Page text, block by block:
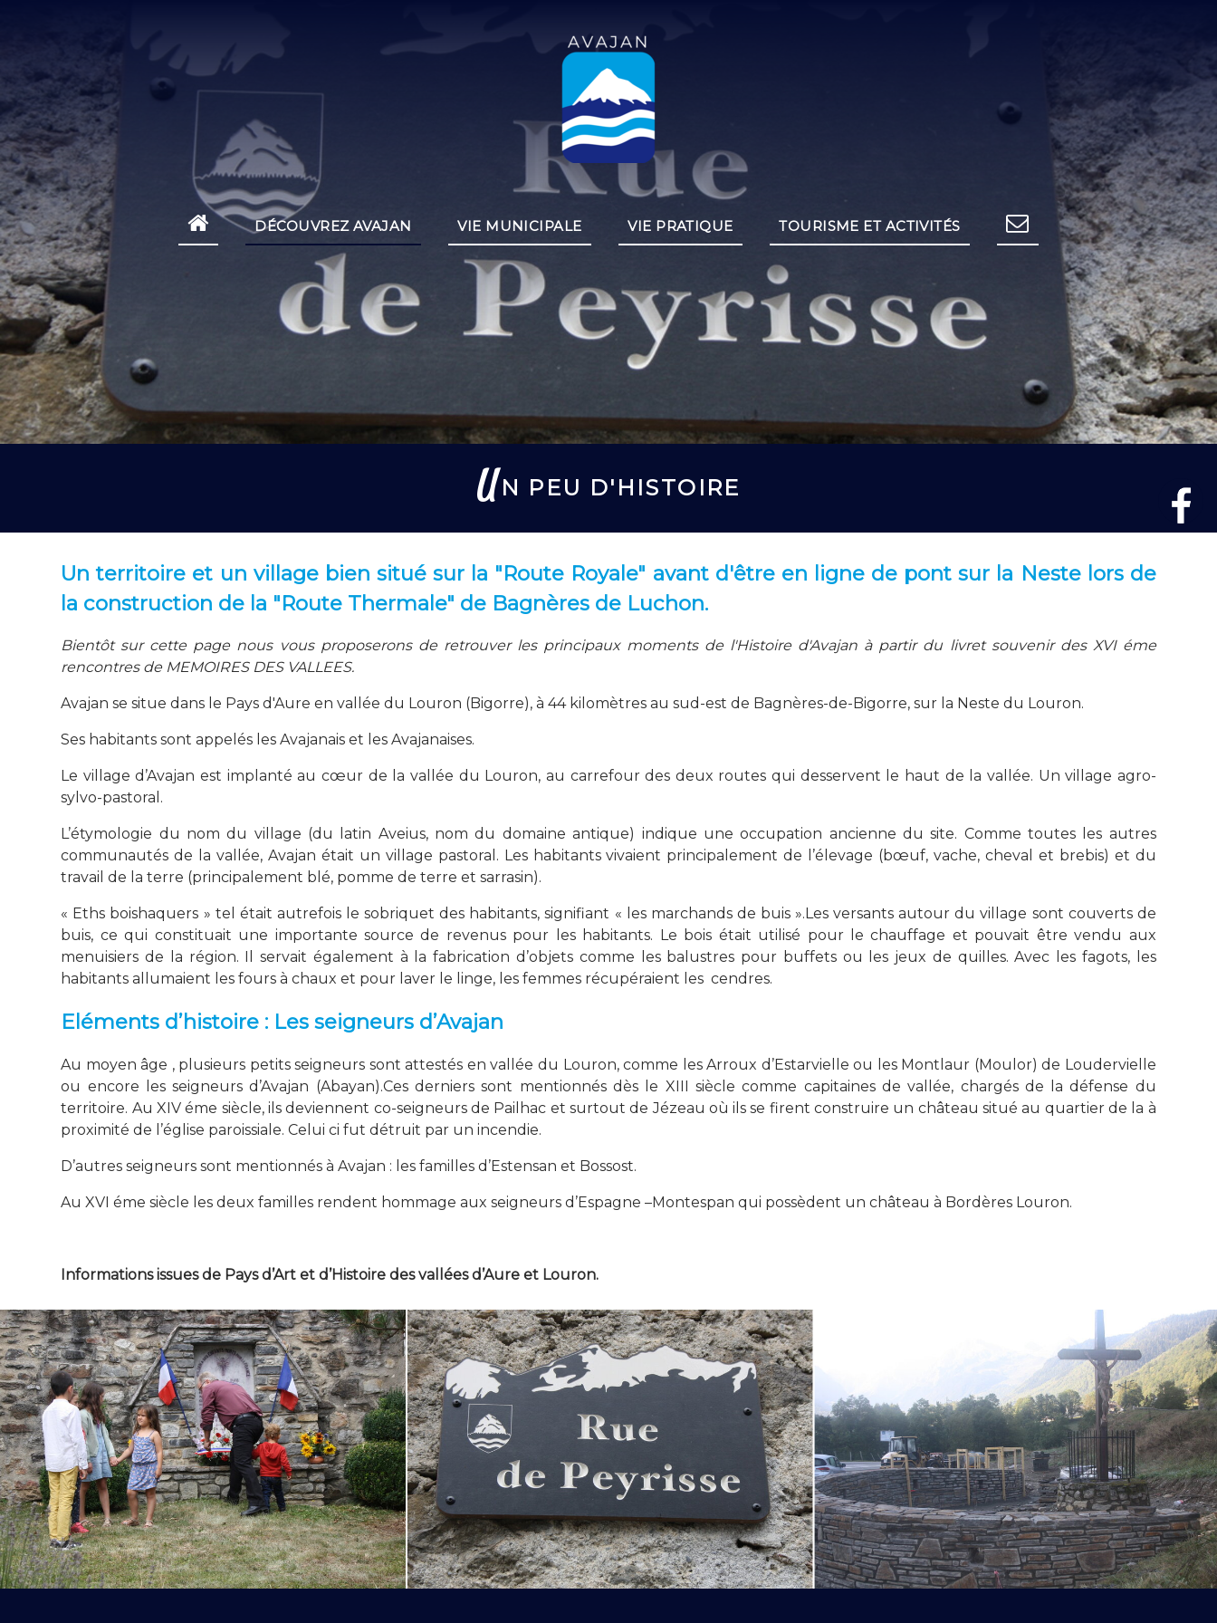
DÉCOUVREZ AVAJAN VIE MUNICIPALE VIE PRATIQUE TOURISME ET ACTIVITÉS
UN PEU D'HISTOIRE
Un territoire et un village bien situé sur la "Route Royale" avant d'être en ligne de pont sur la Neste lors de
la construction de la "Route Thermale" de Bagnères de Luchon.
Bientôt sur cette page nous vous proposerons de retrouver les principaux moments de l'Histoire d'Avajan à partir du livret souvenir des XVI éme
rencontres de MEMOIRES DES VALLEES.
Avajan se situe dans le Pays d'Aure en vallée du Louron (Bigorre), à 44 kilomètres au sud-est de Bagnères-de-Bigorre, sur la Neste du Louron.
Ses habitants sont appelés les Avajanais et les Avajanaises.
Le village d’Avajan est implanté au cœur de la vallée du Louron, au carrefour des deux routes qui desservent le haut de la vallée. Un village agro-
sylvo-pastoral.
L’étymologie du nom du village (du latin Aveius, nom du domaine antique) indique une occupation ancienne du site. Comme toutes les autres
communautés de la vallée, Avajan était un village pastoral. Les habitants vivaient principalement de l’élevage (bœuf, vache, cheval et brebis) et du
travail de la terre (principalement blé, pomme de terre et sarrasin).
« Eths boishaquers » tel était autrefois le sobriquet des habitants, signifiant « les marchands de buis ».Les versants autour du village sont couverts de
buis, ce qui constituait une importante source de revenus pour les habitants. Le bois était utilisé pour le chauffage et pouvait être vendu aux
menuisiers de la région. Il servait également à la fabrication d’objets comme les balustres pour buffets ou les jeux de quilles. Avec les fagots, les
habitants allumaient les fours à chaux et pour laver le linge, les femmes récupéraient les cendres.
Eléments d’histoire : Les seigneurs d’Avajan
Au moyen âge , plusieurs petits seigneurs sont attestés en vallée du Louron, comme les Arroux d’Estarvielle ou les Montlaur (Moulor) de Loudervielle
ou encore les seigneurs d’Avajan (Abayan).Ces derniers sont mentionnés dès le XIII siècle comme capitaines de vallée, chargés de la défense du
territoire. Au XIV éme siècle, ils deviennent co-seigneurs de Pailhac et surtout de Jézeau où ils se firent construire un château situé au quartier de la à
proximité de l’église paroissiale. Celui ci fut détruit par un incendie.
D’autres seigneurs sont mentionnés à Avajan : les familles d’Estensan et Bossost.
Au XVI éme siècle les deux familles rendent hommage aux seigneurs d’Espagne –Montespan qui possèdent un château à Bordères Louron.
Informations issues de Pays d’Art et d’Histoire des vallées d’Aure et Louron.